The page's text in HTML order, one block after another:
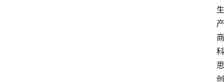
生
产
商
科
思
创